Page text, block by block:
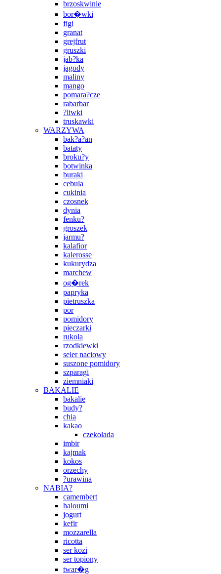
brzoskwinie
bor�wki
figi
granat
grejfrut
gruszki
jab?ka
jagody
maliny
mango
pomara?cze
rabarbar
?liwki
truskawki
WARZYWA
bak?a?an
bataty
broku?y
botwinka
buraki
cebula
cukinia
czosnek
dynia
fenku?
groszek
jarmu?
kalafior
kalerosse
kukurydza
marchew
og�rek
papryka
pietruszka
por
pomidory
pieczarki
rukola
rzodkiewki
seler naciowy
suszone pomidory
szparagi
ziemniaki
BAKALIE
bakalie
budy?
chia
kakao
czekolada
imbir
kajmak
kokos
orzechy
?urawina
NABIA?
camembert
haloumi
jogurt
kefir
mozzarella
ricotta
ser kozi
ser topiony
twar�g